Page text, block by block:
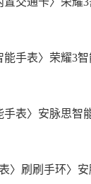
手表〉荣耀3
表〉安脉思智
〉刷刷手环〉